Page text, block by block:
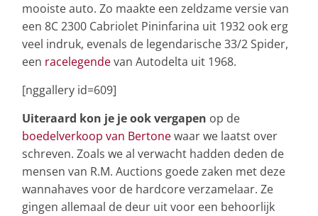
mooiste auto. Zo maakte een zeldzame versie van
een 8C 2300 Cabriolet Pininfarina uit 1932 ook erg
veel indruk, evenals de legendarische 33/2 Spider,
een racelegendevan Autodelta uit 1968.
[nggallery id=609]
Uiteraard kon je je ook vergapen op de
boedelverkoop van Bertonewaar we laatst over
schreven. Zoals we al verwacht hadden deden de
mensen van R.M. Auctions goede zaken met deze
wannahaves voor de hardcore verzamelaar. Ze
gingen allemaal de deur uit voor een behoorlijk